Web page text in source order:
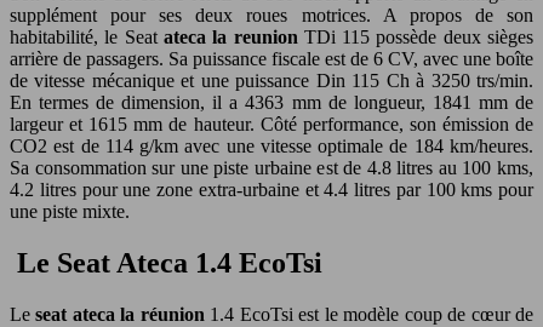
supplément pour ses deux roues motrices. A propos de son
habitabilité, le Seat ateca la reunion TDi 115 possède deux sièges
arrière de passagers. Sa puissance fiscale est de 6 CV, avec une boîte
de vitesse mécanique et une puissance Din 115 Ch à 3250 trs/min.
En termes de dimension, il a 4363 mm de longueur, 1841 mm de
largeur et 1615 mm de hauteur. Côté performance, son émission de
CO2 est de 114 g/km avec une vitesse optimale de 184 km/heures.
Sa consommation sur une piste urbaine est de 4.8 litres au 100 kms,
4.2 litres pour une zone extra-urbaine et 4.4 litres par 100 kms pour
une piste mixte.
Le Seat Ateca 1.4 EcoTsi
Leseat ateca la réunion 1.4 EcoTsi est le modèle coup de cœur de